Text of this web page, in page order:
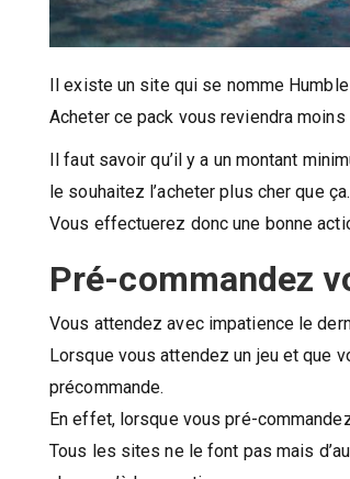
Il existe un site qui se nomme
Acheter ce pack vous reviendra moins
Il faut savoir qu’il y a un montant
le souhaitez l’acheter plus cher que
Vous effectuerez donc une bonne
Pré-commandez
Vous attendez avec impatience le
Lorsque vous attendez un jeu et que
précommande.
En effet, lorsque vous pré-
Tous les sites ne le font pas mais